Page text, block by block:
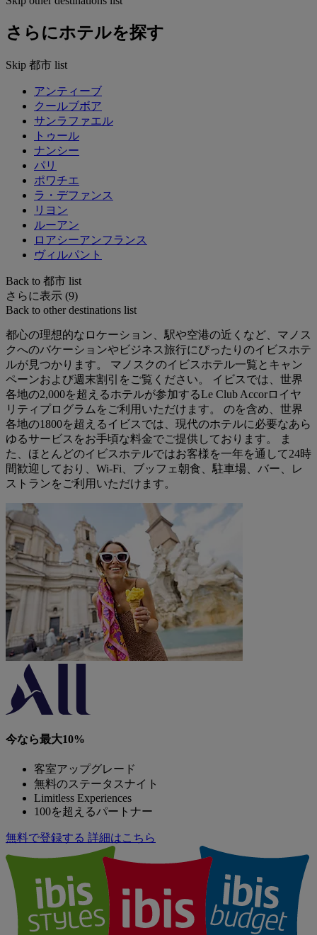
さらにホテルを探す
Skip 都市 list
アンティーブ
クールブボア
サンラファエル
トゥール
ナンシー
パリ
ポワチエ
ラ・デファンス
リヨン
ルーアン
ロアシーアンフランス
ヴィルパント
Back to 都市 list
さらに表示 (9)
Back to other destinations list
都心の理想的なロケーション、駅や空港の近くなど、マノス
クへのバケーションやビジネス旅行にぴったりのイビスホテ
ルが見つかります。 マノスクのイビスホテル一覧とキャン
ペーンおよび週末割引をご覧ください。 イビスでは、世界
各地の2,000を超えるホテルが参加するLe Club Accorロイヤ
リティプログラムをご利用いただけます。 のを含め、世界
各地の1800を超えるイビスでは、現代のホテルに必要なあら
ゆるサービスをお手頃な料金でご提供しております。 ま
た、ほとんどのイビスホテルではお客様を一年を通して24時
間歓迎しており、Wi-Fi、ブッフェ朝食、駐車場、バー、レ
ストランをご利用いただけます。
今なら最大10%
客室アップグレード
無料のステータスナイト
Limitless Experiences
100を超えるパートナー
無料で登録する 詳細はこちら